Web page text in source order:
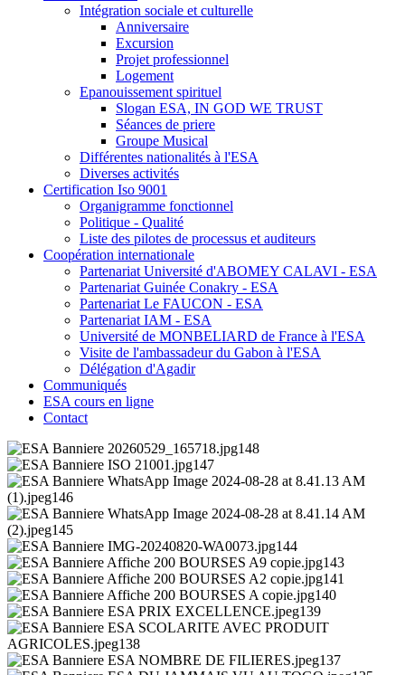
Intégration sociale et culturelle
Anniversaire
Excursion
Projet professionnel
Logement
Epanouissement spirituel
Slogan ESA, IN GOD WE TRUST
Séances de priere
Groupe Musical
Différentes nationalités à l'ESA
Diverses activités
Certification Iso 9001
Organigramme fonctionnel
Politique - Qualité
Liste des pilotes de processus et auditeurs
Coopération internationale
Partenariat Université d'ABOMEY CALAVI - ESA
Partenariat Guinée Conakry - ESA
Partenariat Le FAUCON - ESA
Partenariat IAM - ESA
Université de MONBELIARD de France à l'ESA
Visite de l'ambassadeur du Gabon à l'ESA
Délégation d'Agadir
Communiqués
ESA cours en ligne
Contact